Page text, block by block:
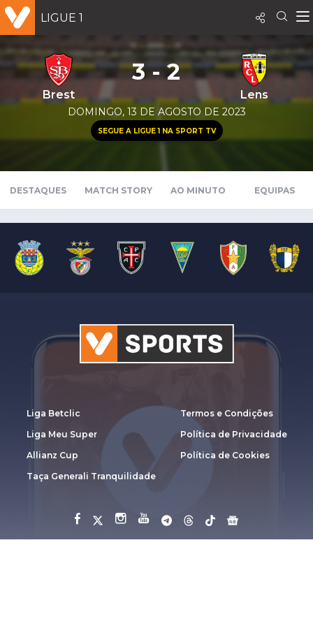
LIGUE 1
Brest
3 - 2
Lens
DOMINGO, 13 DE AGOSTO DE 2023
SEGUE A LIGUE 1 NA SPORT TV
DESTAQUES MATCH STORY AO MINUTO EQUIPAS
Liga Betclic
Liga Meu Super
Allianz Cup
Taça Generali Tranquilidade
Termos e Condições
Política de Privacidade
Política de Cookies